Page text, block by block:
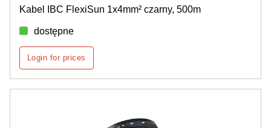
Kabel IBC FlexiSun 1x4mm² czarny, 500m
dostępne
Login for prices